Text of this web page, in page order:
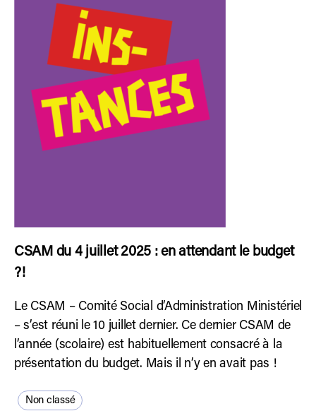
CSAM du 4 juillet 2025 : en attendant le budget
?!
Le CSAM – Comité Social d’Administration Ministériel
– s’est réuni le 10 juillet dernier. Ce dernier CSAM de
l’année (scolaire) est habituellement consacré à la
présentation du budget. Mais il n’y en avait pas !
Non classé